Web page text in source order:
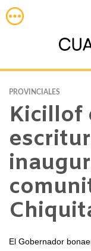
PROVINCIALES
Kicillof
El Gobernador